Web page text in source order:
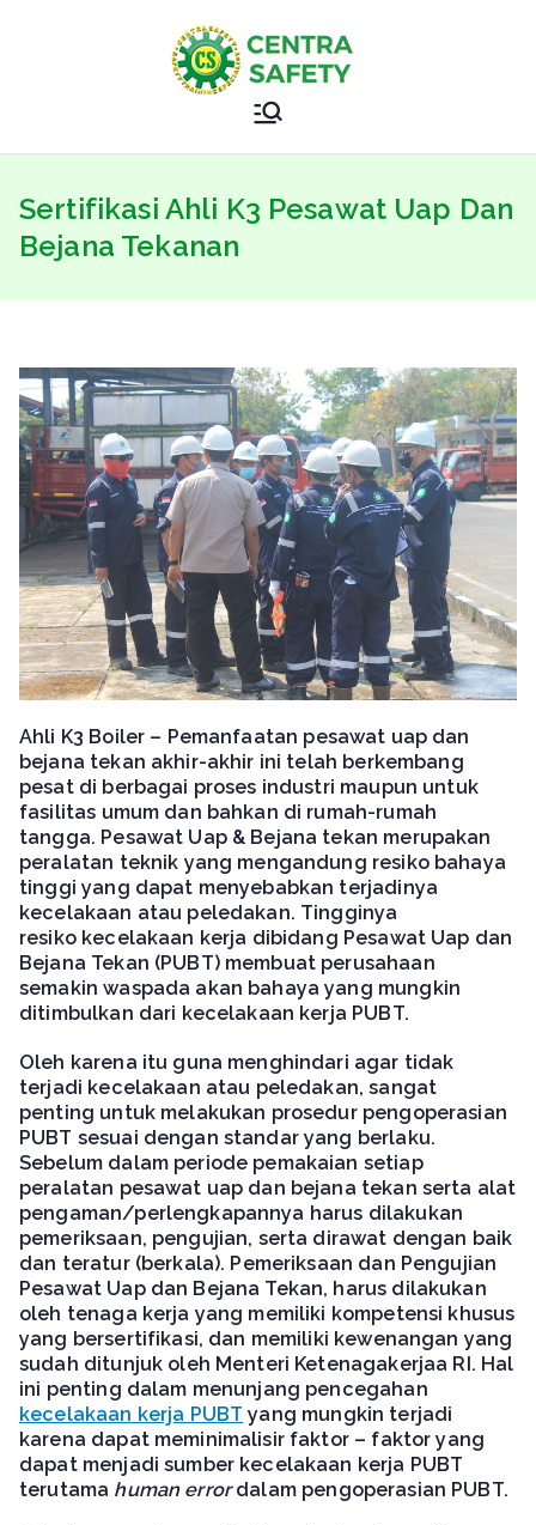
Sertifikasi
Kemnaker
Sertifikasi
BNSP –
CENTRAS
AFETY
Safety Training Specialist
Sertifikasi Ahli K3 Pesawat Uap Dan
Bejana Tekanan
Ahli K3 Boiler – Pemanfaatan pesawat uap dan
bejana tekan akhir-akhir ini telah berkembang
pesat di berbagai proses industri maupun untuk
fasilitas umum dan bahkan di rumah-rumah
tangga. Pesawat Uap & Bejana tekan merupakan
peralatan teknik yang mengandung resiko bahaya
tinggi yang dapat menyebabkan terjadinya
kecelakaan atau peledakan. Tingginya
resiko kecelakaan kerja dibidang Pesawat Uap dan
Bejana Tekan (PUBT) membuat perusahaan
semakin waspada akan bahaya yang mungkin
ditimbulkan dari kecelakaan kerja PUBT.
Oleh karena itu guna menghindari agar tidak
terjadi kecelakaan atau peledakan, sangat
penting untuk melakukan prosedur pengoperasian
PUBT sesuai dengan standar yang berlaku.
Sebelum dalam periode pemakaian setiap
peralatan pesawat uap dan bejana tekan serta alat
pengaman/perlengkapannya harus dilakukan
pemeriksaan, pengujian, serta dirawat dengan baik
dan teratur (berkala). Pemeriksaan dan Pengujian
Pesawat Uap dan Bejana Tekan, harus dilakukan
oleh tenaga kerja yang memiliki kompetensi khusus
yang bersertifikasi, dan memiliki kewenangan yang
sudah ditunjuk oleh Menteri Ketenagakerjaa RI. Hal
ini penting dalam menunjang pencegahan
kecelakaan kerja PUBT yang mungkin terjadi
karena dapat meminimalisir faktor – faktor yang
dapat menjadi sumber kecelakaan kerja PUBT
terutama human errordalam pengoperasian PUBT.